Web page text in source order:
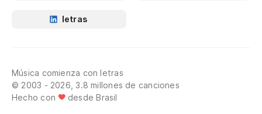
letras
Música comienza con letras
© 2003 - 2026, 3.8 millones de canciones
Hecho con
desde Brasil